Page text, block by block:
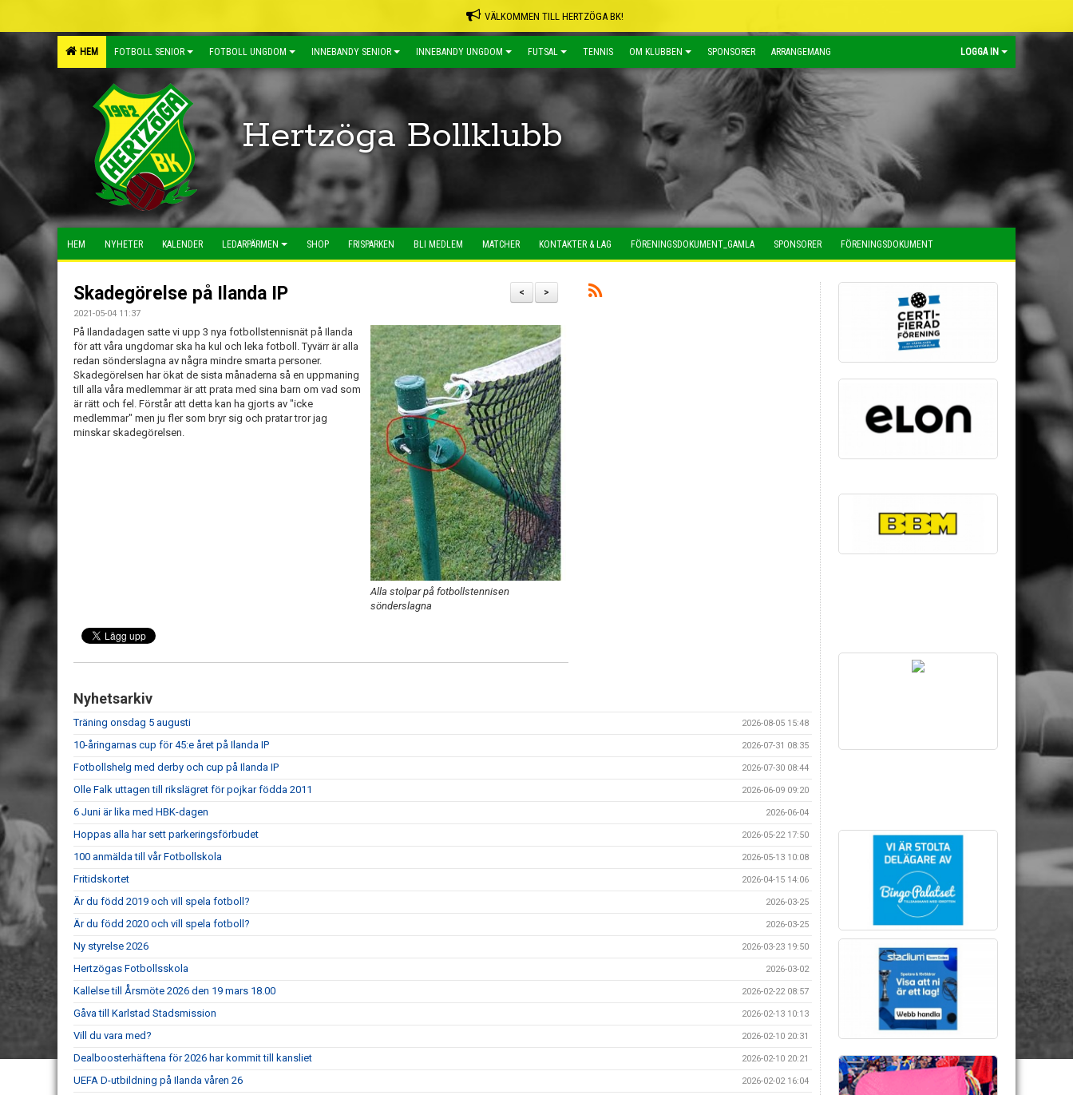
VÄLKOMMEN TILL HERTZÖGA BK!
HEM FOTBOLL SENIOR FOTBOLL UNGDOM INNEBANDY SENIOR INNEBANDY UNGDOM FUTSAL TENNIS OM KLUBBEN SPONSORER ARRANGEMANG LOGGA IN
Hertzöga Bollklubb
HEM NYHETER KALENDER LEDARPÄRMEN SHOP FRISPARKEN BLI MEDLEM MATCHER KONTAKTER & LAG FÖRENINGSDOKUMENT_GAMLA SPONSORER FÖRENINGSDOKUMENT
>
<
Skadegörelse på Ilanda IP
2021-05-04 11:37
Alla stolpar på fotbollstennisen
sönderslagna
På Ilandadagen satte vi upp 3 nya fotbollstennisnät på Ilanda
för att våra ungdomar ska ha kul och leka fotboll. Tyvärr är alla
redan sönderslagna av några mindre smarta personer.
Skadegörelsen har ökat de sista månaderna så en uppmaning
till alla våra medlemmar är att prata med sina barn om vad som
är rätt och fel. Förstår att detta kan ha gjorts av "icke
medlemmar" men ju fler som bryr sig och pratar tror jag
minskar skadegörelsen.
Nyhetsarkiv
Träning onsdag 5 augusti 2026-08-05 15:48
10-åringarnas cup för 45:e året på Ilanda IP 2026-07-31 08:35
Fotbollshelg med derby och cup på Ilanda IP 2026-07-30 08:44
Olle Falk uttagen till rikslägret för pojkar födda 2011 2026-06-09 09:20
6 Juni är lika med HBK-dagen 2026-06-04
Hoppas alla har sett parkeringsförbudet 2026-05-22 17:50
100 anmälda till vår Fotbollskola 2026-05-13 10:08
Fritidskortet 2026-04-15 14:06
Är du född 2019 och vill spela fotboll? 2026-03-25
Är du född 2020 och vill spela fotboll? 2026-03-25
Ny styrelse 2026 2026-03-23 19:50
Hertzögas Fotbollsskola 2026-03-02
Kallelse till Årsmöte 2026 den 19 mars 18.00 2026-02-22 08:57
Gåva till Karlstad Stadsmission 2026-02-13 10:13
Vill du vara med? 2026-02-10 20:31
Dealboosterhäftena för 2026 har kommit till kansliet 2026-02-10 20:21
UEFA D-utbildning på Ilanda våren 26 2026-02-02 16:04